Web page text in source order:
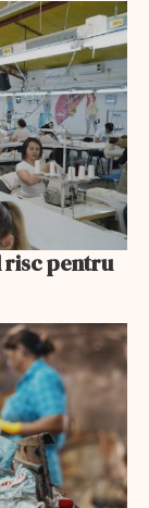
risc pentru